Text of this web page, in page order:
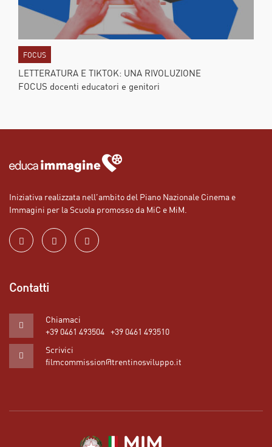
FOCUS
LETTERATURA E TIKTOK: UNA RIVOLUZIONE
FOCUS docenti educatori e genitori
Iniziativa realizzata nell’ambito del Piano Nazionale Cinema e
Immagini per la Scuola promosso da MiC e MiM.
Contatti
Chiamaci
+39 0461 493504 +39 0461 493510
Scrivici
filmcommission@trentinosviluppo.it